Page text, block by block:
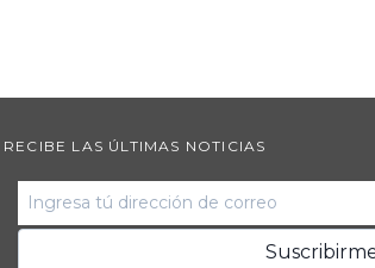
RECIBE LAS ÚLTIMAS NOTICIAS